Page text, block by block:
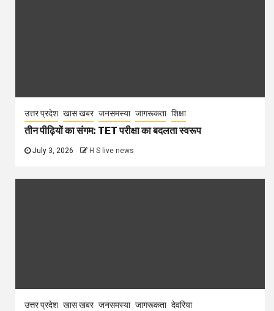
उत्तर प्रदेश खास खबर जनसमस्या जागरूकता शिक्षा
तीन पीढ़ियों का संगम: TET परीक्षा का बदलता स्वरूप
July 3, 2026 H S live news
उत्तर प्रदेश खास खबर जनसमस्या जागरूकता देवरिया